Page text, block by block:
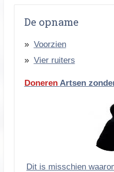
De opname
Voorzien
Vier ruiters
Doneren Artsen
Dit is misschien